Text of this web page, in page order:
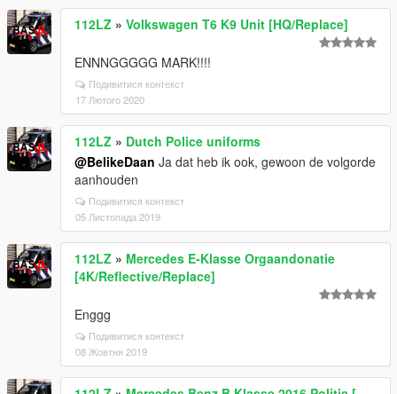
112LZ » Volkswagen T6 K9 Unit [HQ/Replace]
ENNNGGGGG MARK!!!!
Подивитися контекст
17 Лютого 2020
112LZ » Dutch Police uniforms
@BelikeDaan Ja dat heb ik ook, gewoon de volgorde
aanhouden
Подивитися контекст
05 Листопада 2019
112LZ » Mercedes E-Klasse Orgaandonatie
[4K/Reflective/Replace]
Enggg
Подивитися контекст
08 Жовтня 2019